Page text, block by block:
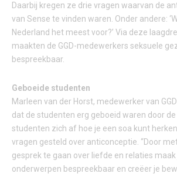
Daarbij kregen ze drie vragen waarvan de
van Sense te vinden waren. Onder andere:
Nederland het meest voor?’ Via deze
maakten de GGD-medewerkers seksuele
bespreekbaar.
Geboeide studenten
Marleen van der Horst, medewerker van
dat de studenten erg geboeid waren door
studenten zich af hoe je een soa kunt
vragen gesteld over anticonceptie. “Door
gesprek te gaan over liefde en relaties
onderwerpen bespreekbaar en creëer je